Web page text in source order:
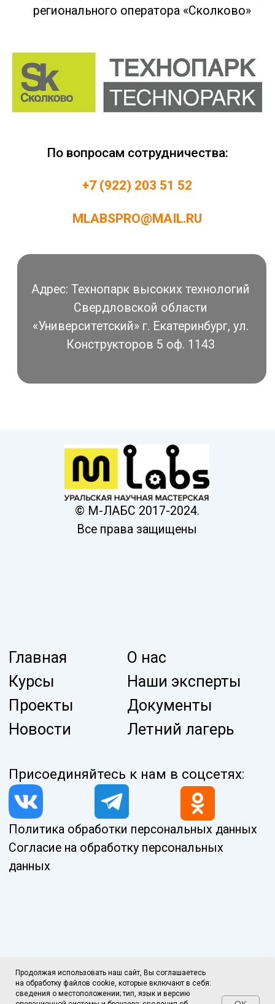
Продолжая использовать наш сайт, Вы соглашаетесь
на обработку файлов cookie, которые включают в себя:
сведения о местоположении; тип, язык и версию